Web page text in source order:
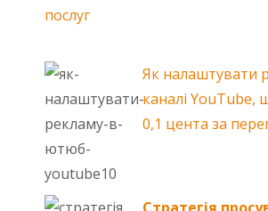
послуг
Як налаштувати
каналі YouTube,
0,1 цента за